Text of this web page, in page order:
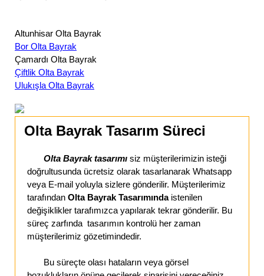
Altunhisar Olta Bayrak
Bor Olta Bayrak
Çamardı Olta Bayrak
Çiftlik Olta Bayrak
Ulukışla Olta Bayrak
Olta Bayrak Tasarım Süreci
Olta Bayrak tasarımı siz müşterilerimizin isteği
doğrultusunda ücretsiz olarak tasarlanarak Whatsapp
veya E-mail yoluyla sizlere gönderilir. Müşterilerimiz
tarafından Olta Bayrak Tasarımında istenilen
değişiklikler tarafımızca yapılarak tekrar gönderilir. Bu
süreç zarfında tasarımın kontrolü her zaman
müşterilerimiz gözetimindedir.
Bu süreçte olası hataların veya görsel